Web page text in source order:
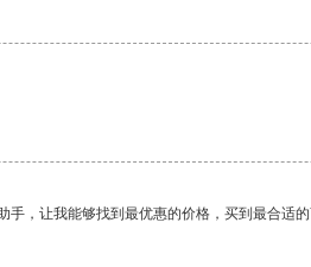
手，让我能够找到最优惠的价格，买到最合适